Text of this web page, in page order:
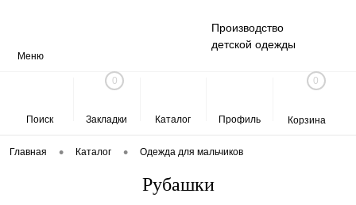
Меню
Производство
детской одежды
Поиск
0
Закладки Каталог Профиль
0
Корзина
Главная • Каталог • Одежда для мальчиков
Рубашки